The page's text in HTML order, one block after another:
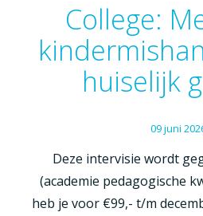
College:
huiselijk
09juni
Deze intervisie wordt
(academie pedagogische
heb je voor €99,- t/m